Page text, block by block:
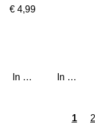
€ 4,99
In winkelwagen
In
1 2